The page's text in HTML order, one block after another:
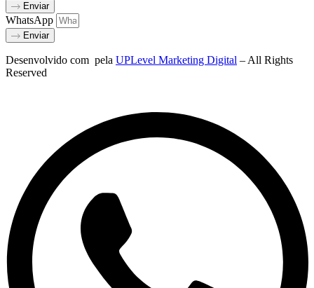
Enviar
WhatsApp
Enviar
Desenvolvido com pela UPLevel Marketing Digital – All Rights
Reserved